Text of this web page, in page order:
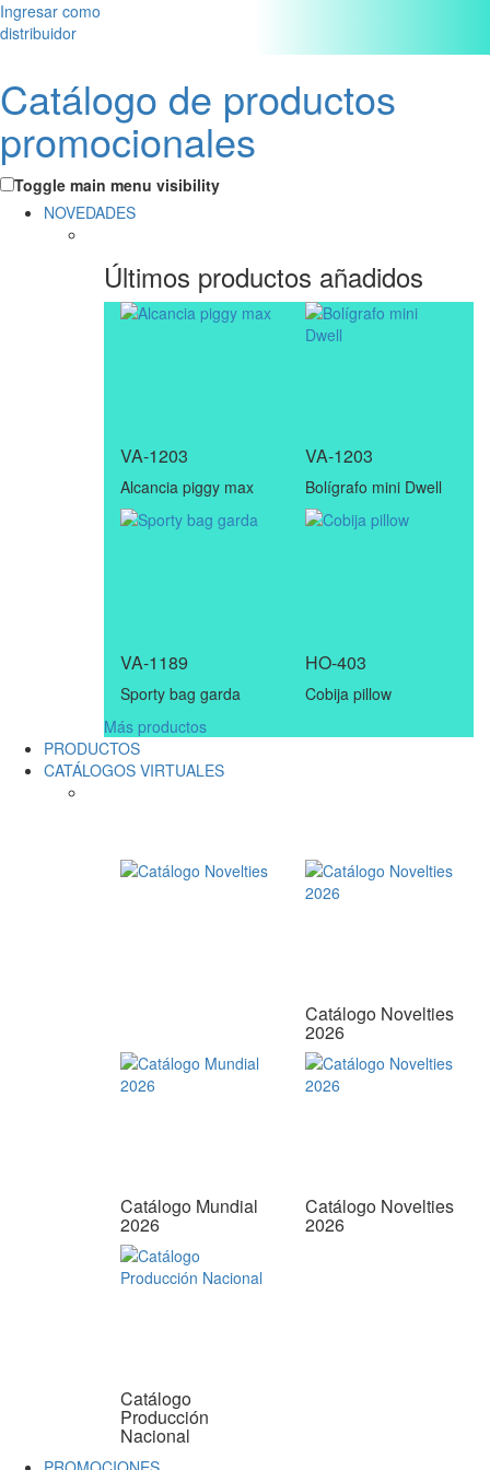
Ingresar como
distribuidor
Catálogo de productos
promocionales
Toggle main menu visibility
NOVEDADES
Últimos productos añadidos
VA-1203
Alcancia piggy max
VA-1203
Bolígrafo mini Dwell
VA-1189
Sporty bag garda
HO-403
Cobija pillow
Más productos
PRODUCTOS
CATÁLOGOS VIRTUALES
Catálogo Novelties
2026
Catálogo Mundial
2026
Catálogo Novelties
2026
Catálogo
Producción
Nacional